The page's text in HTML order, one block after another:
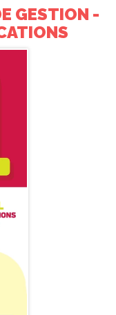
GESTION -